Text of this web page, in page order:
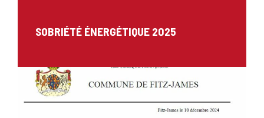
SOBRIÉTÉ ÉNERGÉTIQUE 2025